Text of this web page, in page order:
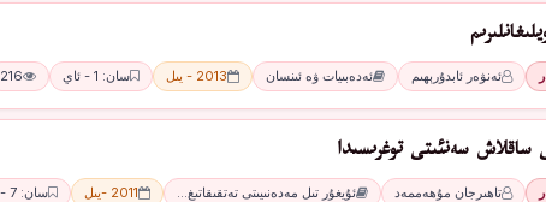
ئەنۋەر ئابدۇرېھىم ئەدەبىيات ۋە ئىنسان 2013 - يىل سان: 1 - ئاي 216
سەنئىتى توغرىسىدا
تاھىرجان مۇھەممەد ئۇيغۇر تىل مەدەنىيىتى تەتقىقاتىغ… 2011 -يىل سان: 7 - ئاي